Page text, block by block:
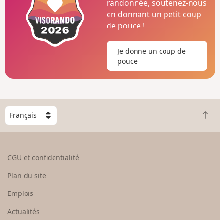
randonnée, soutenez-nous
en donnant un petit coup
de pouce !
Je donne un coup de
pouce
C
h
o
e
u
R
e
CGU et confidentialité
Plan du site
Emplois
Actualités